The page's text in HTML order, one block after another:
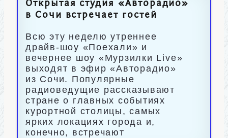
Открытая студия «Авторадио»
в Сочи встречает гостей
Всю эту неделю утреннее
драйв-шоу «Поехали» и
вечернее шоу «Мурзилки Live»
выходят в эфир «Авторадио»
из Сочи. Популярные
радиоведущие рассказывают
стране о главных событиях
курортной столицы, самых
ярких локациях города и,
конечно, встречают